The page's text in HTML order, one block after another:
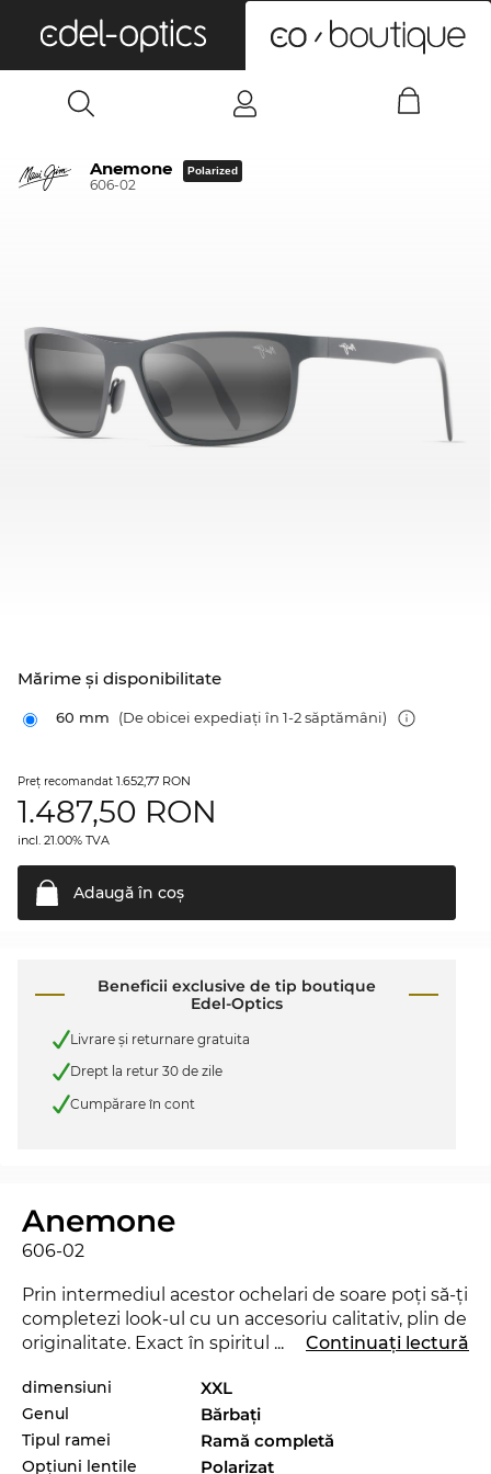
Anemone
606-02
Polarized
Mărime şi disponibilitate
60 mm (De obicei expediați în 1-2 săptămâni)
Preţ recomandat 1.652,77 RON
1.487,50 RON
incl. 21.00% TVA
Adaugă în coş
Beneficii exclusive de tip boutique
Edel-Optics
Livrare şi returnare gratuita
Drept la retur 30 de zile
Cumpărare în cont
Anemone
606-02
Prin intermediul acestor ochelari de soare poţi să-ţi
completezi look-ul cu un accesoriu calitativ, plin de
originalitate. Exact în spiritul motto-ului Edel-
aproape de staruri decât ai crede şi vei reuşi să
trezeşti uimirea în orice situaţie. Cu acest nou
model de la
Maui Jimpoţi demonstra că eşti un
„trend-setter“ veritabil. Chiar şi în sezonul actual,
... Continuați lectură
dimensiuni XXL
Genul Bărbaţi
Tipul ramei Ramă completă
Opțiuni lentile Polarizat